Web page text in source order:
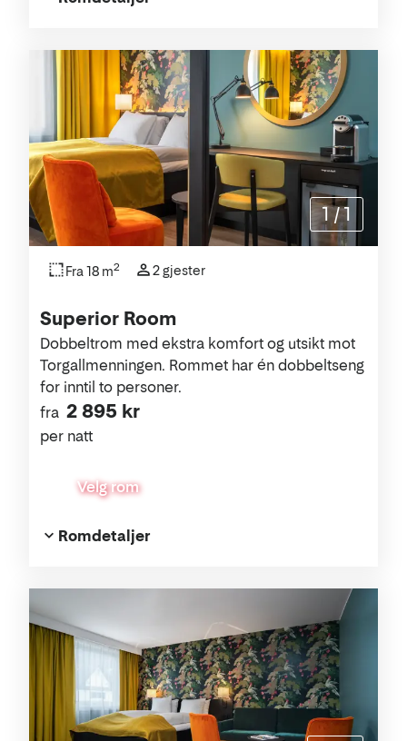
Superior Room
fra 2 895 kr
per natt
Dobbeltrom med ekstra komfort og utsikt mot
Torgallmenningen. Rommet har én dobbeltseng
for inntil to personer.
Velg rom
Fra 18 m2 2 gjester
Romdetaljer
1 /1